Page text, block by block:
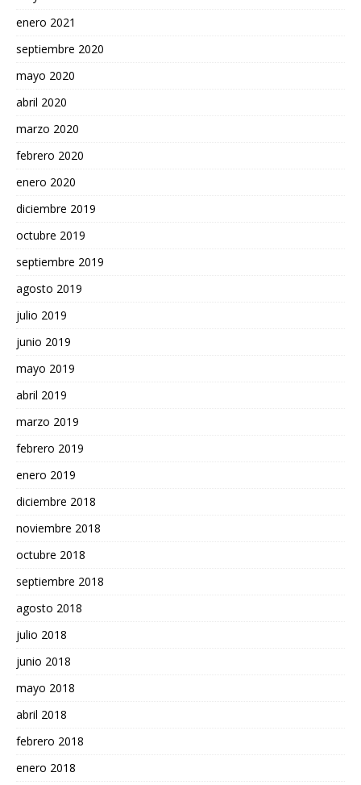
enero 2021
septiembre 2020
mayo 2020
abril 2020
marzo 2020
febrero 2020
enero 2020
diciembre 2019
octubre 2019
septiembre 2019
agosto 2019
julio 2019
junio 2019
mayo 2019
abril 2019
marzo 2019
febrero 2019
enero 2019
diciembre 2018
noviembre 2018
octubre 2018
septiembre 2018
agosto 2018
julio 2018
junio 2018
mayo 2018
abril 2018
febrero 2018
enero 2018